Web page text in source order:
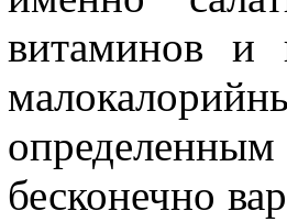
витаминов и
бесконечно